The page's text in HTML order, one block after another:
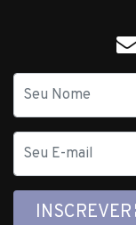
mail
INSCREVER